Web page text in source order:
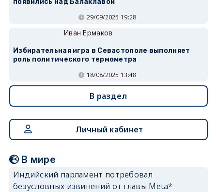
появились над Балаклавой
29/09/2025 19:28
Иван Ермаков
Избирательная игра в Севастополе выполняет
роль политического термометра
18/08/2025 13:48
В раздел
Личный кабинет
В мире
Индийский парламент потребовал
безусловных извинений от главы Meta*